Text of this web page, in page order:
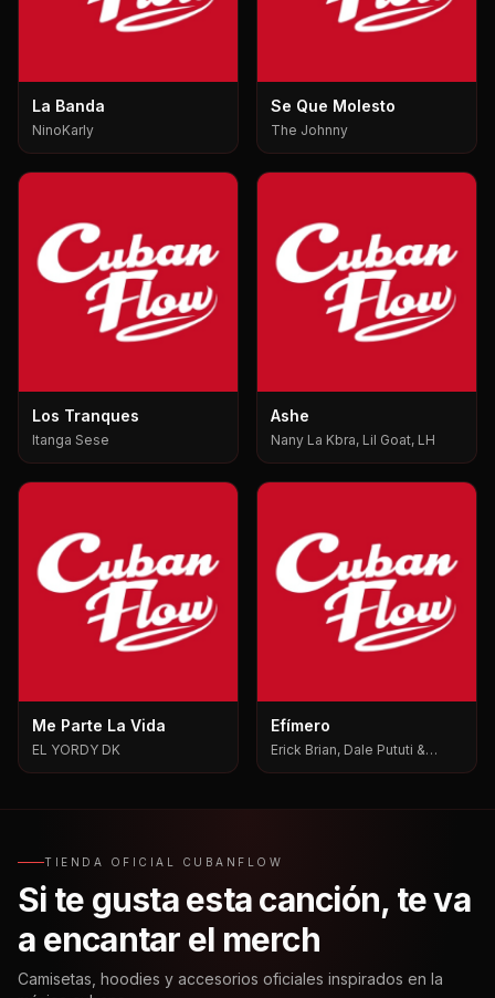
La Banda
NinoKarly
Se Que Molesto
The Johnny
Los Tranques
Itanga Sese
Ashe
Nany La Kbra, Lil Goat, LH
Me Parte La Vida
EL YORDY DK
Efímero
Erick Brian, Dale Pututi &
TIENDA OFICIAL CUBANFLOW
Si te gusta esta canción, te va
a encantar el merch
Camisetas, hoodies y accesorios oficiales inspirados en la